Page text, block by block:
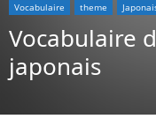
Vocabulaire theme
Vocabulaire
japonais